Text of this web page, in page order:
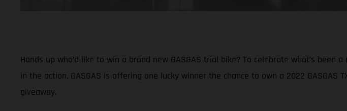
Hands up who’d like to win a brand new GASGAS trial bike? To celebrate what’s
in the action, GASGAS is offering one lucky winner the chance to own a 2022
giveaway.